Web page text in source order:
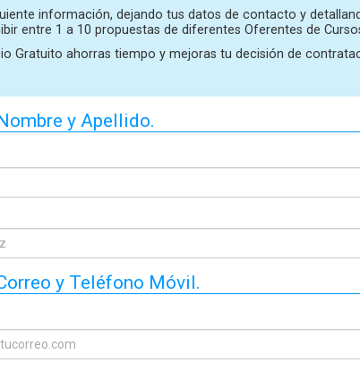
información, dejando tus datos de contacto y
entre 1 a 10 propuestas de diferentes Oferentes de
Gratuito ahorras tiempo y mejoras tu decisión de
y Apellido.
y Teléfono Móvil.
y qué
y manejo de extintores en